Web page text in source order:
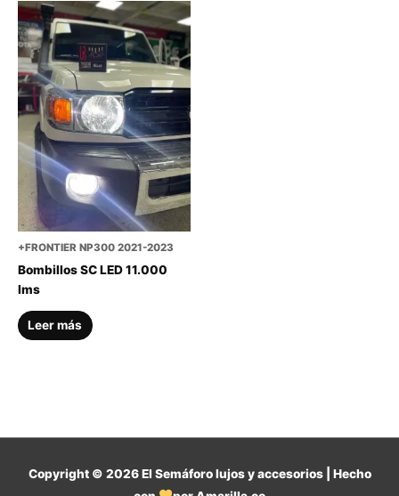
+FRONTIER NP300 2021-2023
Bombillos SC LED 11.000
lms
Leer más
Copyright © 2026El Semáforo lujos y accesorios| Hecho